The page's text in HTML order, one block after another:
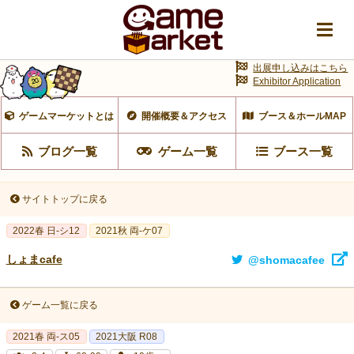
ゲームマーケットとは 開催概要＆アクセス ブース＆ホールMAP
ブログ一覧 ゲーム一覧 ブース一覧
出展申し込みはこちら
Exhibitor Application
サイトトップに戻る
2022春 日-シ12 2021秋 両-ケ07
しょまcafe @shomacafee
ゲーム一覧に戻る
2021春 両-ス05
2021大阪 R08